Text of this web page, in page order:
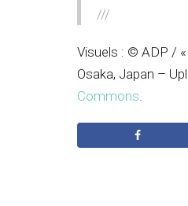
///
Visuels : © ADP / «
Osaka, Japan –
Commons.